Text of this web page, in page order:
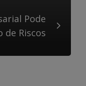
Pode
de Riscos